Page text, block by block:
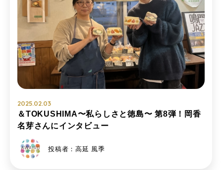
2025.02.03
＆TOKUSHIMA〜私らしさと徳島〜 第8弾！岡香
名芽さんにインタビュー
投稿者：高延 風季